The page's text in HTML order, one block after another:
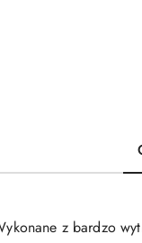
z bardzo